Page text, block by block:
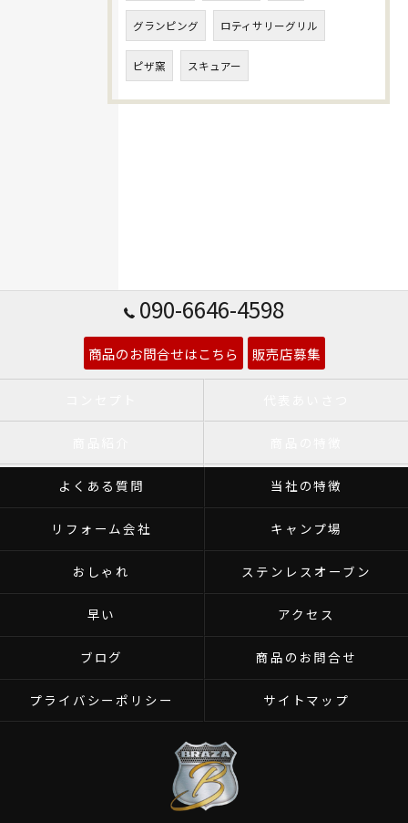
グランピング ロティサリーグリル
ピザ窯 スキュアー
090-6646-4598
商品のお問合せはこちら 販売店募集
よくある質問 当社の特徴
リフォーム会社 キャンプ場
おしゃれ ステンレスオーブン
早い アクセス
ブログ 商品のお問合せ
プライバシーポリシー サイトマップ